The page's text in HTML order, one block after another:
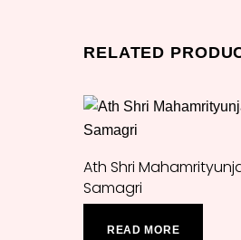
RELATED
Ath Shri
Samagri
READ MORE